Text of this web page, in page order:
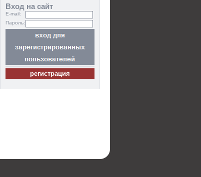
Вход на сайт
E-mail:
Пароль: